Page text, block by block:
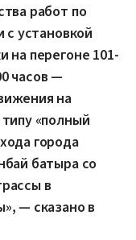
работ по
с установкой
на перегоне 101-
часов —
на
«полный
города
батыра со
в
— сказано в